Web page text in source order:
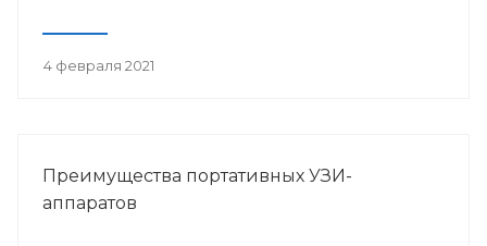
4 февраля 2021
Преимущества портативных УЗИ-
аппаратов